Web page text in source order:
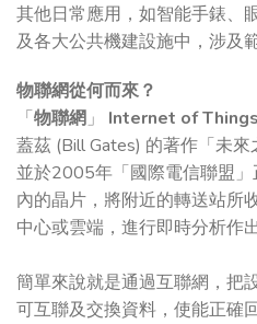
其他日常應用，如智能手錶、
及各大公共機建設施中，涉及
物聯網從何而來？
「物聯網」 Internet of Things
蓋茲 (Bill Gates) 的著作「未來
並於2005年「國際電信聯盟
內的晶片，將附近的轉送站所
中心或雲端，進行即時分析作
簡單來說就是通過互聯網，把
可互聯及交換資料，使能正確